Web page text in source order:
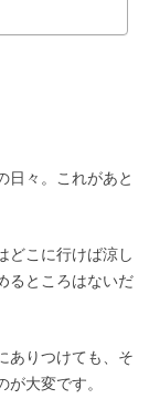
日々。これがあと
どこに行けば涼し
るところはないだ
ありつけても、そ
大変です。